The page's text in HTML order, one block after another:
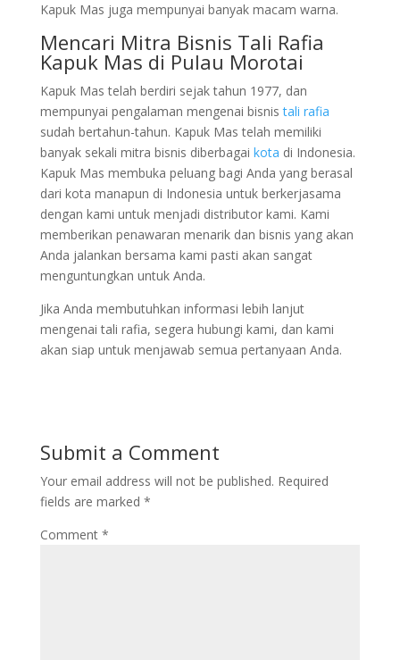
Kapuk Mas juga mempunyai banyak macam warna.
Mencari Mitra Bisnis Tali Rafia
Kapuk Mas di Pulau Morotai
Kapuk Mas telah berdiri sejak tahun 1977, dan
mempunyai pengalaman mengenai bisnistali rafia
sudah bertahun-tahun. Kapuk Mas telah memiliki
banyak sekali mitra bisnis diberbagai kota di Indonesia.
Kapuk Mas membuka peluang bagi Anda yang berasal
dari kota manapun di Indonesia untuk berkerjasama
dengan kami untuk menjadi distributor kami. Kami
memberikan penawaran menarik dan bisnis yang akan
Anda jalankan bersama kami pasti akan sangat
menguntungkan untuk Anda.
Jika Anda membutuhkan informasi lebih lanjut
mengenai tali rafia, segera hubungi kami, dan kami
akan siap untuk menjawab semua pertanyaan Anda.
Submit a Comment
Your email address will not be published. Required
fields are marked *
Comment *